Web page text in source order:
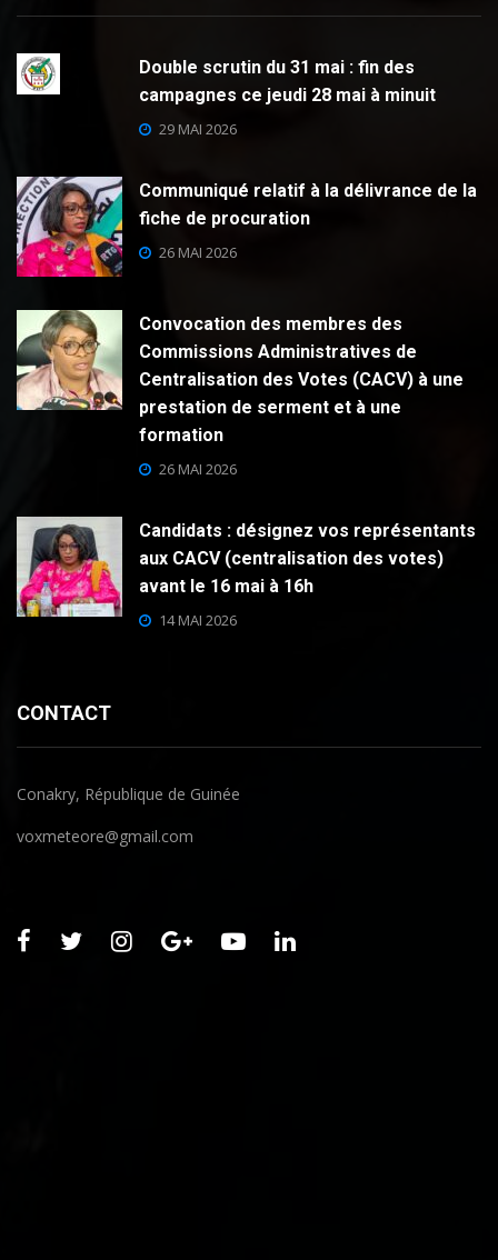
Double scrutin du 31 mai : fin des
campagnes ce jeudi 28 mai à minuit
29 MAI 2026
Communiqué relatif à la délivrance de la
fiche de procuration
26 MAI 2026
Convocation des membres des
Commissions Administratives de
Centralisation des Votes (CACV) à une
prestation de serment et à une
formation
26 MAI 2026
Candidats : désignez vos représentants
aux CACV (centralisation des votes)
avant le 16 mai à 16h
14 MAI 2026
CONTACT
Conakry, République de Guinée
voxmeteore@gmail.com